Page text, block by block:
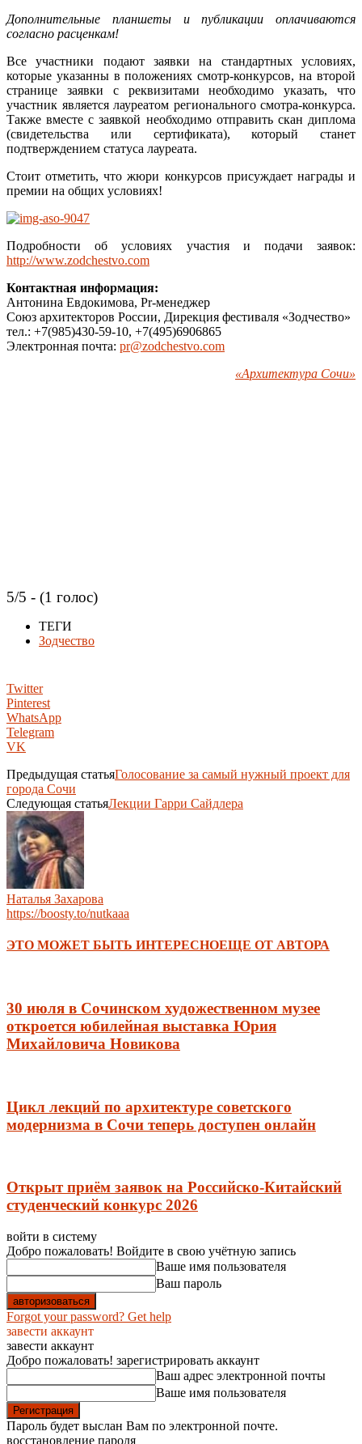
Дополнительные планшеты и публикации оплачиваются
согласно расценкам!
Все участники подают заявки на стандартных условиях,
которые указанны в положениях смотр-конкурсов, на второй
странице заявки с реквизитами необходимо указать, что
участник является лауреатом регионального смотра-конкурса.
Также вместе с заявкой необходимо отправить скан диплома
(свидетельства или сертификата), который станет
подтверждением статуса лауреата.
Стоит отметить, что жюри конкурсов присуждает награды и
премии на общих условиях!
Подробности об условиях участия и подачи заявок:
http://www.zodchestvo.com
Контактная информация:
Антонина Евдокимова, Pr-менеджер
Союз архитекторов России, Дирекция фестиваля «Зодчество»
тел.: +7(985)430-59-10, +7(495)6906865
Электронная почта: pr@zodchestvo.com
«Архитектура Сочи»
5/5 - (1 голос)
ТЕГИ
Зодчество
Twitter
Pinterest
WhatsApp
Telegram
VK
Предыдущая статьяГолосование за самый нужный проект для
города Сочи
Следующая статьяЛекции Гарри Сайдлера
Наталья Захарова
https://boosty.to/nutkaaa
ЭТО МОЖЕТ БЫТЬ ИНТЕРЕСНОЕЩЕ ОТ АВТОРА
30 июля в Сочинском художественном музее
откроется юбилейная выставка Юрия
Михайловича Новикова
Цикл лекций по архитектуре советского
модернизма в Сочи теперь доступен онлайн
Открыт приём заявок на Российско-Китайский
студенческий конкурс 2026
войти в систему
Добро пожаловать! Войдите в свою учётную запись
Ваше имя пользователя
Ваш пароль
Forgot your password? Get help
завести аккаунт
завести аккаунт
Добро пожаловать! зарегистрировать аккаунт
Ваш адрес электронной почты
Ваше имя пользователя
Пароль будет выслан Вам по электронной почте.
восстановление пароля